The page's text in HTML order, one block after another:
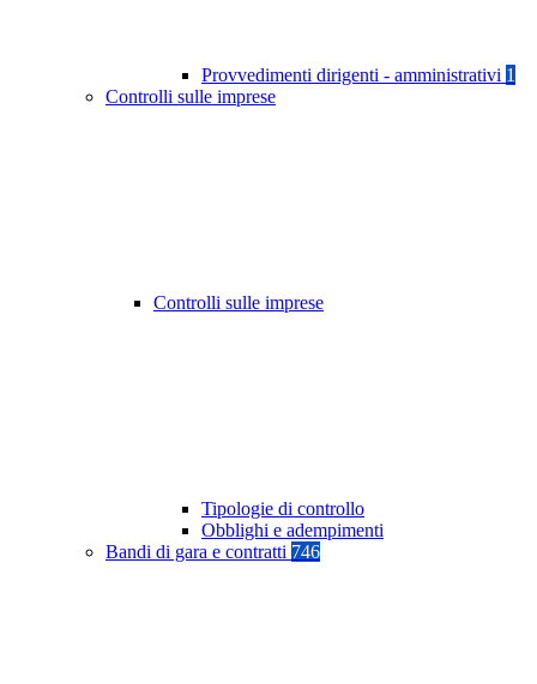
Provvedimenti dirigenti - amministrativi 1
Controlli sulle imprese
Controlli sulle imprese
Tipologie di controllo
Obblighi e adempimenti
Bandi di gara e contratti 746